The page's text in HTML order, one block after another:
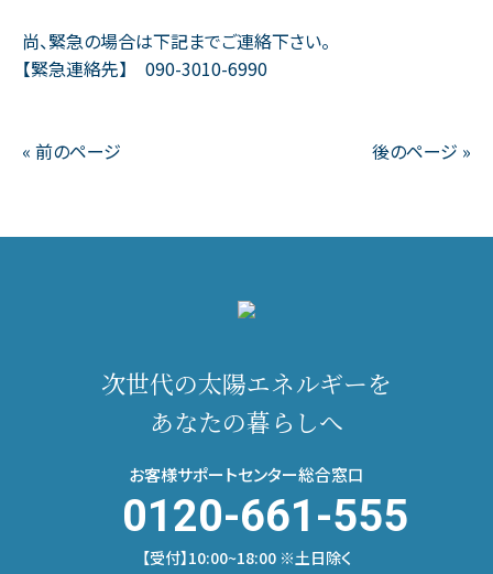
尚、緊急の場合は下記までご連絡下さい。
【緊急連絡先】 090-3010-6990
« 前のページ 後のページ »
次世代の太陽エネルギーを
あなたの暮らしへ
お客様サポートセンター総合窓口
0120-661-555
【受付】10:00~18:00 ※土日除く